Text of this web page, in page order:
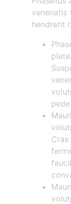
venenatis
hendrerit